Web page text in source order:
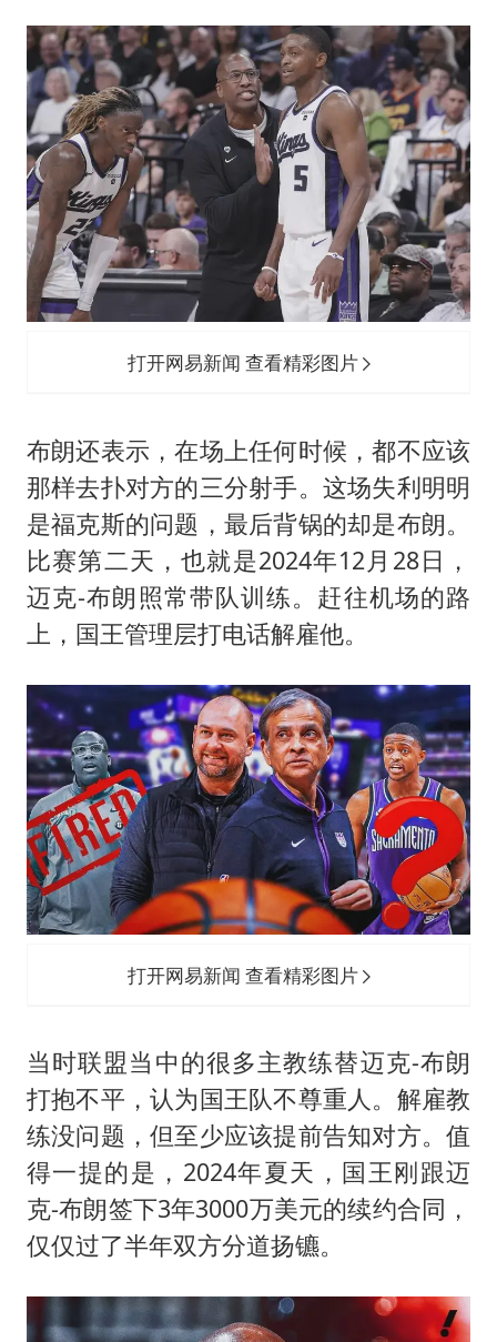
打开网易新闻 查看精彩图片
布朗还表示，在场上任何时候，都不应该
那样去扑对方的三分射手。这场失利明明
是福克斯的问题，最后背锅的却是布朗。
比赛第二天，也就是2024年12月28日，
迈克-布朗照常带队训练。赶往机场的路
上，国王管理层打电话解雇他。
打开网易新闻 查看精彩图片
当时联盟当中的很多主教练替迈克-布朗
打抱不平，认为国王队不尊重人。解雇教
练没问题，但至少应该提前告知对方。值
得一提的是，2024年夏天，国王刚跟迈
克-布朗签下3年3000万美元的续约合同，
仅仅过了半年双方分道扬镳。